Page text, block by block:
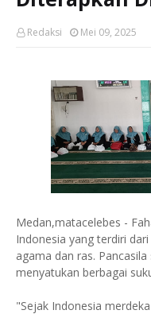
Redaksi Mei 09, 2025
Medan,matacelebes -
Indonesia yang terdiri
agama dan ras.
menyatukan berbagai
"Sejak Indonesia